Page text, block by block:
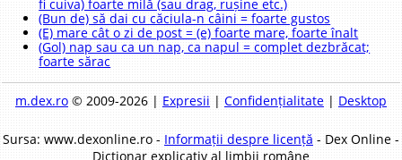
fi cuiva) foarte milă (sau drag, rușine etc.)
(Bun de) să dai cu căciula-n câini = foarte gustos
(E) mare cât o zi de post = (e) foarte mare, foarte înalt
(Gol) nap sau ca un nap, ca napul = complet dezbrăcat;
foarte sărac
m.dex.ro© 2009-2026 | Expresii | Confidențialitate| Desktop
Sursa: www.dexonline.ro - Informații despre licență - Dex Online -
Dicționar explicativ al limbii române